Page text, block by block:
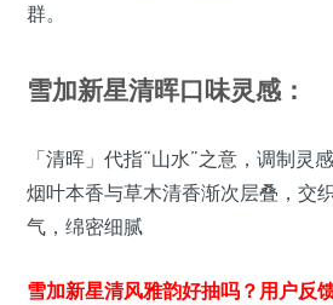
群。
雪加新星清晖口味灵感：
「清晖」代指“山水”之意，调制灵
烟叶本香与草木清香渐次层叠，交
气，绵密细腻
雪加新星清风雅韵好抽吗？用户反